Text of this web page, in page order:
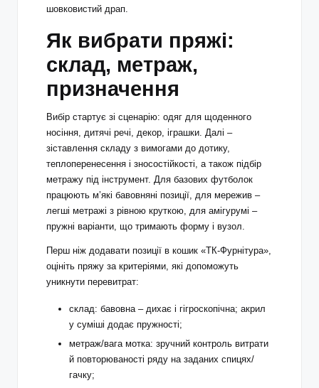
шовковистий драп.
Як вибрати пряжі:
склад, метраж,
призначення
Вибір стартує зі сценарію: одяг для щоденного
носіння, дитячі речі, декор, іграшки. Далі –
зіставлення складу з вимогами до дотику,
теплоперенесення і зносостійкості, а також підбір
метражу під інструмент. Для базових футболок
працюють м’які бавовняні позиції, для мережив –
легші метражі з рівною круткою, для амігурумі –
пружні варіанти, що тримають форму і вузол.
Перш ніж додавати позиції в кошик «ТК-Фурнітура»,
оцініть пряжу за критеріями, які допоможуть
уникнути перевитрат:
склад: бавовна – дихає і гігроскопічна; акрил
у суміші додає пружності;
метраж/вага мотка: зручний контроль витрати
й повторюваності ряду на заданих спицях/
гачку;